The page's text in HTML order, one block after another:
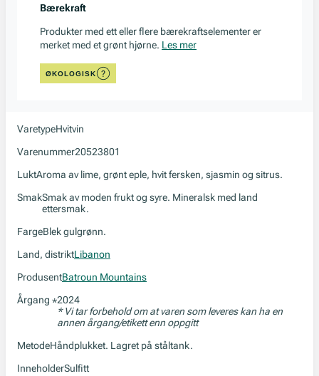
Bærekraft
Produkter med ett eller flere bærekraftselementer er
merket med et grønt hjørne. Les mer
ØKOLOGISK
VaretypeHvitvin
Varenummer20523801
LuktAroma av lime, grønt eple, hvit fersken, sjasmin og sitrus.
SmakSmak av moden frukt og syre. Mineralsk med land
ettersmak.
FargeBlek gulgrønn.
Land, distriktLibanon
ProdusentBatroun Mountains
Årgang *2024
* Vi tar forbehold om at varen som leveres kan ha en
annen årgang/etikett enn oppgitt
MetodeHåndplukket. Lagret på ståltank.
InneholderSulfitt